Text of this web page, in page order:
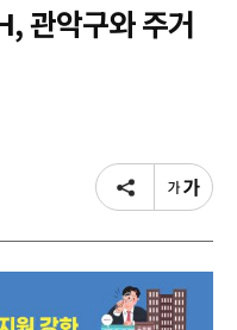
관악구와 주거